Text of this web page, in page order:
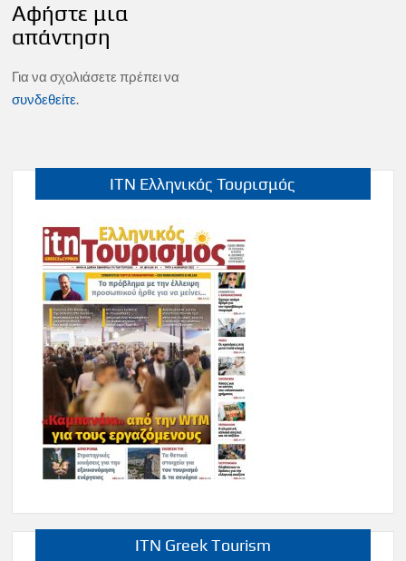
Αφήστε μια
απάντηση
Για να σχολιάσετε πρέπει να
συνδεθείτε.
ITN Ελληνικός Τουρισμός
ITN Greek Tourism